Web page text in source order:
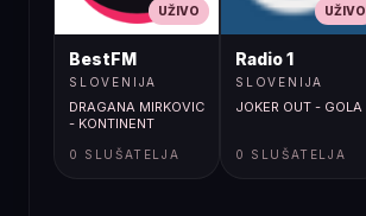
UŽIVO
BestFM
SLOVENIJA
DRAGANA MIRKOVIC
- KONTINENT
0 SLUŠATELJA
UŽIVO
Radio 1
SLOVENIJA
JOKER OUT - GOLA
0 SLUŠATELJA